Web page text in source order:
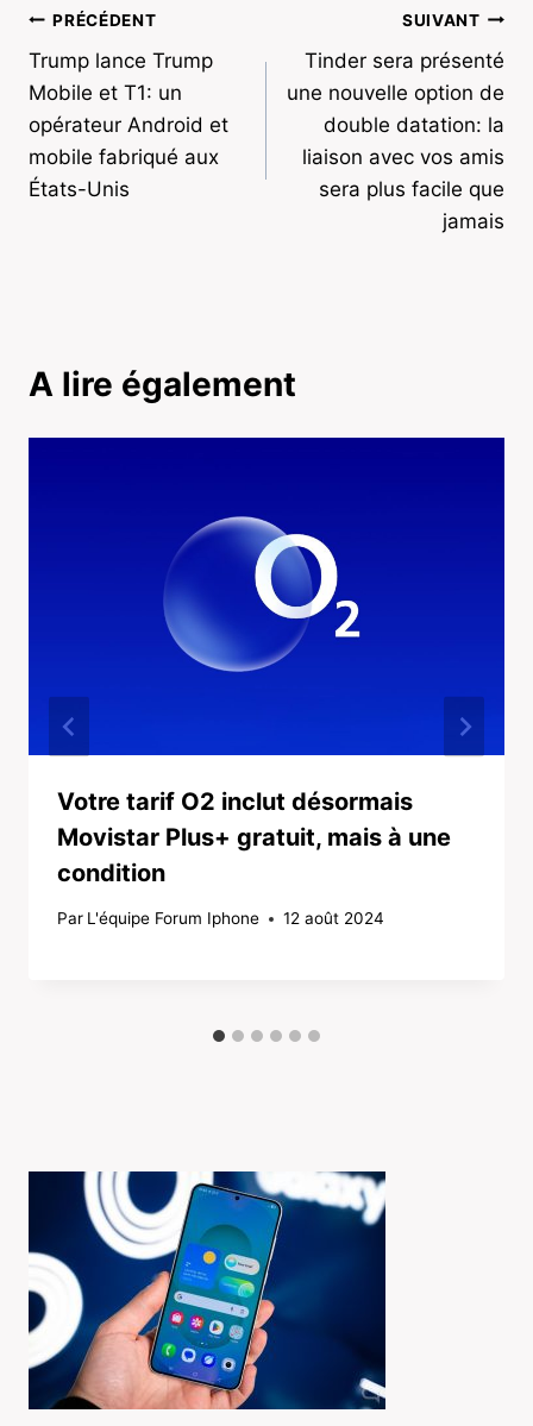
Navigation
de
l’article
PRÉCÉDENT
Trump lance Trump
Mobile et T1: un
opérateur Android et
mobile fabriqué aux
États-Unis
SUIVANT
Tinder sera présenté
une nouvelle option de
double datation: la
liaison avec vos amis
sera plus facile que
jamais
A lire également
Votre tarif O2 inclut désormais
Movistar Plus+ gratuit, mais à une
condition
Par L'équipe Forum Iphone 12 août 2024